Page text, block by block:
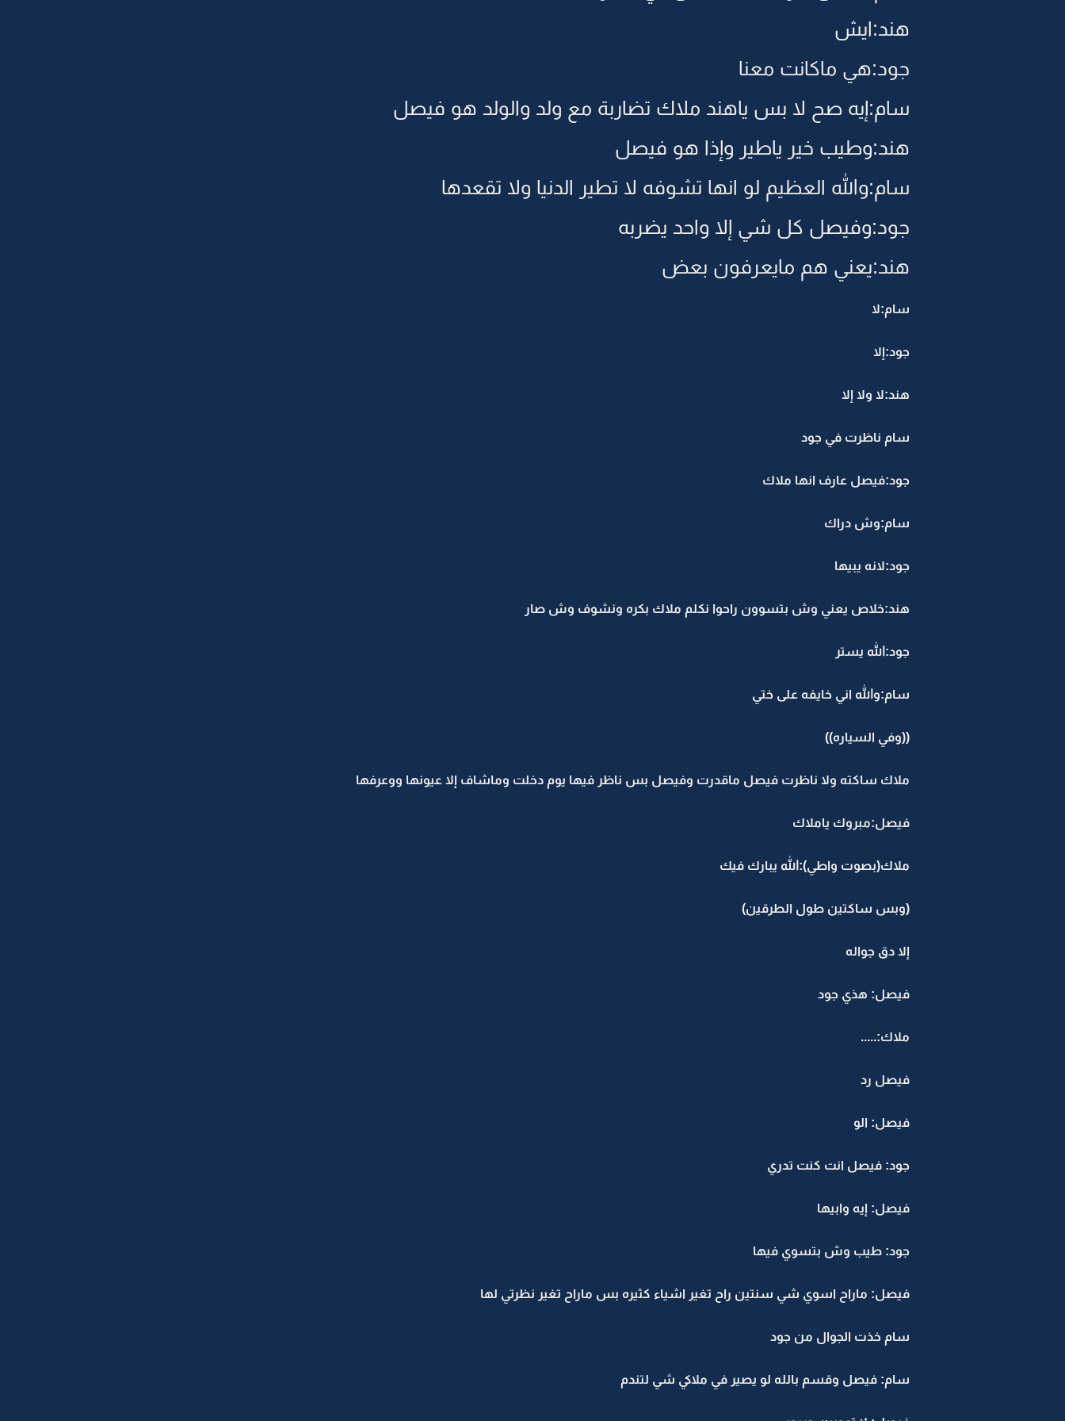
هند:ايش
جود:هي ماكانت معنا
سام:إيه صح لا بس ياهند ملاك تضاربة مع ولد والولد هو فيصل
هند:وطيب خير ياطير وإذا هو فيصل
سام:والله العظيم لو انها تشوفه لا تطير الدنيا ولا تقعدها
جود:وفيصل كل شي إلا واحد يضربه
هند:يعني هم مايعرفون بعض
سام:لا
جود:إلا
هند:لا ولا إلا
سام ناظرت في جود
جود:فيصل عارف انها ملاك
سام:وش دراك
جود:لانه يبيها
هند:خلاص يعني وش بتسوون راحوا نكلم ملاك بكره ونشوف وش صار
جود:الله يستر
سام:والله اني خايفه على ختي
((وفي السياره))
ملاك ساكته ولا ناظرت فيصل ماقدرت وفيصل بس ناظر فيها يوم دخلت وماشاف إلا عيونها ووعرفها
فيصل:مبروك ياملاك
ملاك(بصوت واطي):الله يبارك فيك
(وبس ساكتين طول الطرقين)
إلا دق جواله
فيصل: هذي جود
ملاك:.....
فيصل رد
فيصل: الو
جود: فيصل انت كنت تدري
فيصل: إيه وابيها
جود: طيب وش بتسوي فيها
فيصل: ماراح اسوي شي سنتين راح تغير اشياء كثيره بس ماراح تغير نظرتي لها
سام خذت الجوال من جود
سام: فيصل وقسم بالله لو يصير في ملاكي شي لتندم